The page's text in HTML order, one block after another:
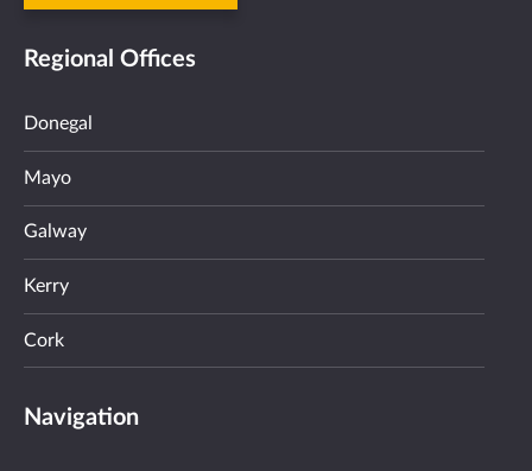
Regional Offices
Donegal
Mayo
Galway
Kerry
Cork
Navigation